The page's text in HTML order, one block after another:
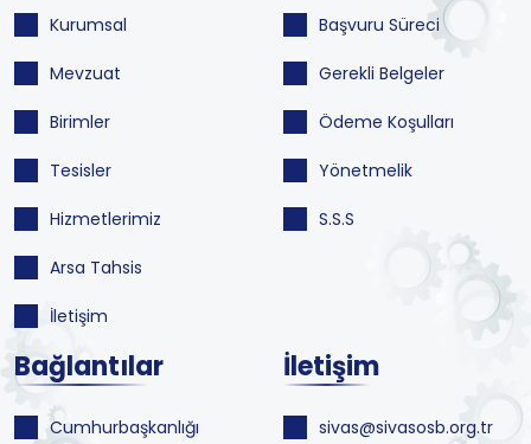
Kurumsal
Mevzuat
Birimler
Tesisler
Hizmetlerimiz
Arsa Tahsis
İletişim
Başvuru Süreci
Gerekli Belgeler
Ödeme Koşulları
Yönetmelik
S.S.S
Bağlantılar
Cumhurbaşkanlığı
İletişim
sivas@sivasosb.org.tr